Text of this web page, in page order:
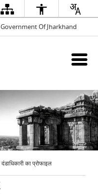
Government Of Jharkhand
का प्रोफाइल